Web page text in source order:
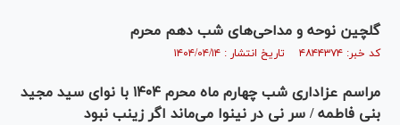
گلچین نوحه و مداحی‌های شب دهم محرم
کد خبر: ۴۸۴۴۳۷۴ تاریخ انتشار : ۱۴۰۴/۰۴/۱۴
مراسم عزاداری شب چهارم ماه محرم ۱۴۰۴ با نوای سید مجید
بنی فاطمه / سر نی در نینوا می‌ماند اگر زینب نبود